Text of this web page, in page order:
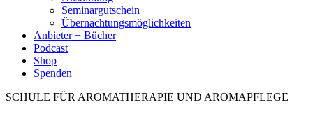
Seminargutschein
Übernachtungsmöglichkeiten
Anbieter + Bücher
Podcast
Shop
Spenden
SCHULE FÜR AROMATHERAPIE UND AROMAPFLEGE